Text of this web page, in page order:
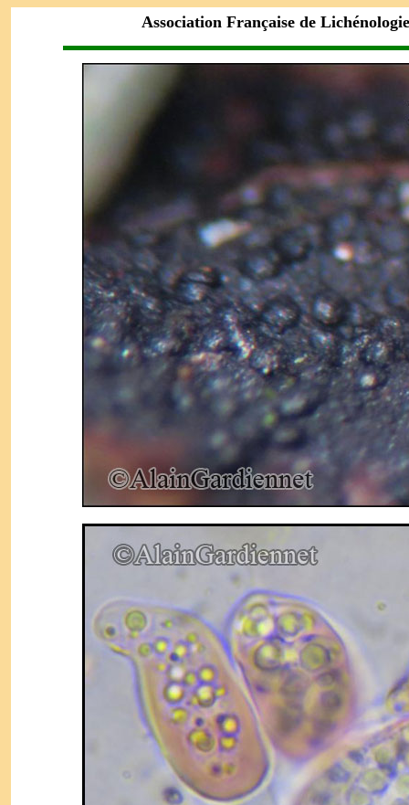
Association Française de Lichénologie